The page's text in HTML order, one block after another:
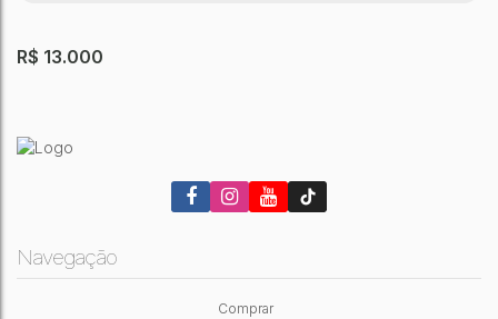
R$ 13.000
Navegação
Comprar